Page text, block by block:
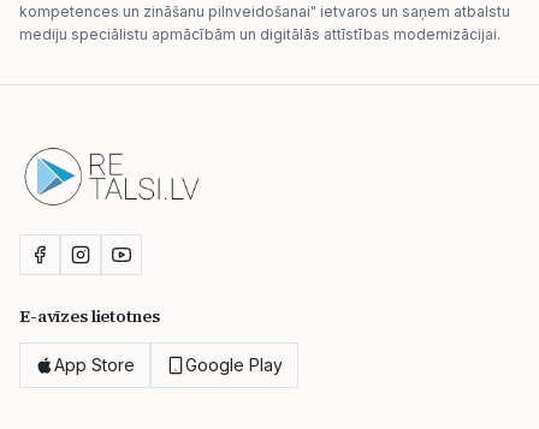
kompetences un zināšanu pilnveidošanai" ietvaros un saņem atbalstu
mediju speciālistu apmācībām un digitālās attīstības modernizācijai.
E-avīzes lietotnes
App Store Google Play